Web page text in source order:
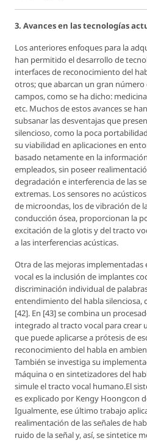
3. Avances en las tecnologías
Los anteriores enfoques para la
han permitido el desarrollo de
interfaces de reconocimiento del
otros; que abarcan un gran número
campos, como se ha dicho:
etc. Muchos de estos avances se
subsanar las desventajas que
silencioso, como la poca
su viabilidad en aplicaciones en
basado netamente en la
empleados, sin poseer
degradación e interferencia de las
extremas. Los sensores no
de microondas, los de vibración de
conducción ósea, proporcionan la
excitación de la glotis y del tracto
a las interferencias acústicas.
Otra de las mejoras implementadas
vocal es la inclusión de implantes
discriminación individual de
entendimiento del habla silenciosa,
[42]. En [43] se combina un
integrado al tracto vocal para crear
que puede aplicarse a prótesis de
reconocimiento del habla en
También se investiga su
máquina o en sintetizadores del
simule el tracto vocal humano.El
es explicado por Kengy Hoongcon
Igualmente, ese último trabajo
realimentación de las señales de
ruido de la señal y, así, se sintetice